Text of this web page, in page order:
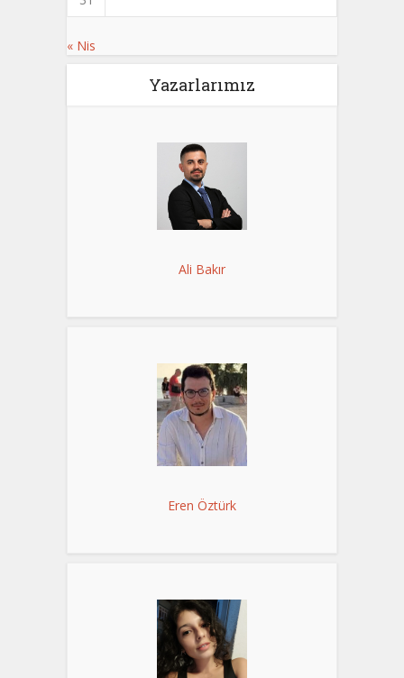
« Nis
Yazarlarımız
Ali Bakır
Eren Öztürk